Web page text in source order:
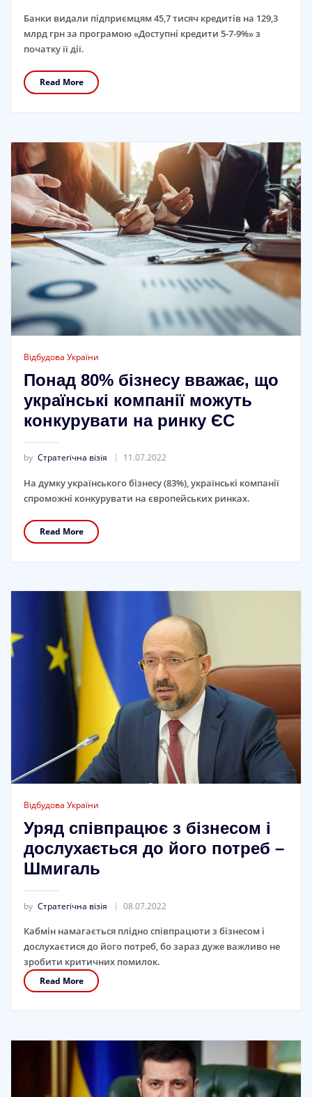
Банки видали підприємцям 45,7 тисяч кредитів на 129,3
млрд грн за програмою «Доступні кредити 5-7-9%» з
початку її дії.
Read More
Відбудова України
Понад 80% бізнесу вважає, що
українські компанії можуть
конкурувати на ринку ЄС
by Стратегічна візія 11.07.2022
На думку українського бізнесу (83%), українські компанії
спроможні конкурувати на європейських ринках.
Read More
Відбудова України
Уряд співпрацює з бізнесом і
дослухається до його потреб –
Шмигаль
by Стратегічна візія 08.07.2022
Кабмін намагається плідно співпрацюти з бізнесом і
дослухаєтися до його потреб, бо зараз дуже важливо не
зробити критичних помилок.
Read More